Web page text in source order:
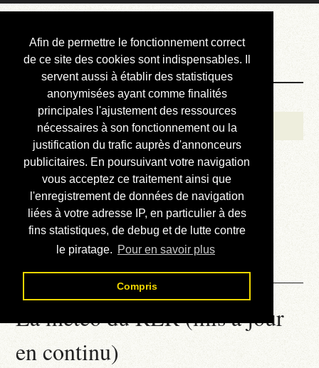
Afin de permettre le fonctionnement correct
de ce site des cookies sont indispensables. Il
servent aussi à établir des statistiques
anonymisées ayant comme finalités
principales l'ajustement des ressources
nécessaires à son fonctionnement ou la
justification du trafic auprès d'annonceurs
publicitaires. En poursuivant votre navigation
vous acceptez ce traitement ainsi que
l'enregistrement de données de navigation
liées à votre adresse IP, en particulier à des
fins statistiques, de debug et de lutte contre
le piratage. Pour en savoir plus
Compris
Courbis, « LE »
Blog Officiel
Bienvenue
Réalisations
Divers (et d’été)
Annonces
Liens externes
Téléchargement
Contact
La météo du RER (mis à jour
en continu)